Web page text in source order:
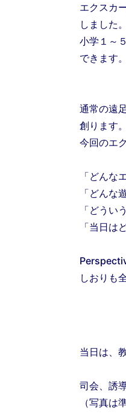
エクスカ
しました。
小学１～
できます。
通常の遠
創ります。
今回のエ
「どんな
「どんな
「どうい
「当日は
しおりも
当日は、
司会、誘
（写真は